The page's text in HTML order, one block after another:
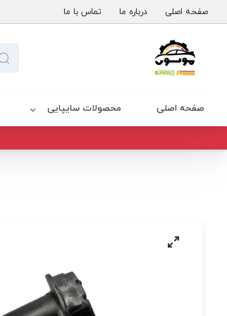
صفحه اصلی درباره ما تماس با ما
صفحه اصلی محصولات سایپایی